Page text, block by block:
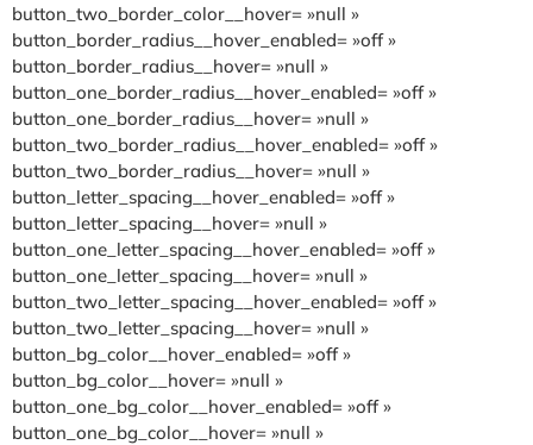
button_two_border_color__hover= »null »
button_border_radius__hover_enabled= »off »
button_border_radius__hover= »null »
button_one_border_radius__hover_enabled= »off »
button_one_border_radius__hover= »null »
button_two_border_radius__hover_enabled= »off »
button_two_border_radius__hover= »null »
button_letter_spacing__hover_enabled= »off »
button_letter_spacing__hover= »null »
button_one_letter_spacing__hover_enabled= »off »
button_one_letter_spacing__hover= »null »
button_two_letter_spacing__hover_enabled= »off »
button_two_letter_spacing__hover= »null »
button_bg_color__hover_enabled= »off »
button_bg_color__hover= »null »
button_one_bg_color__hover_enabled= »off »
button_one_bg_color__hover= »null »